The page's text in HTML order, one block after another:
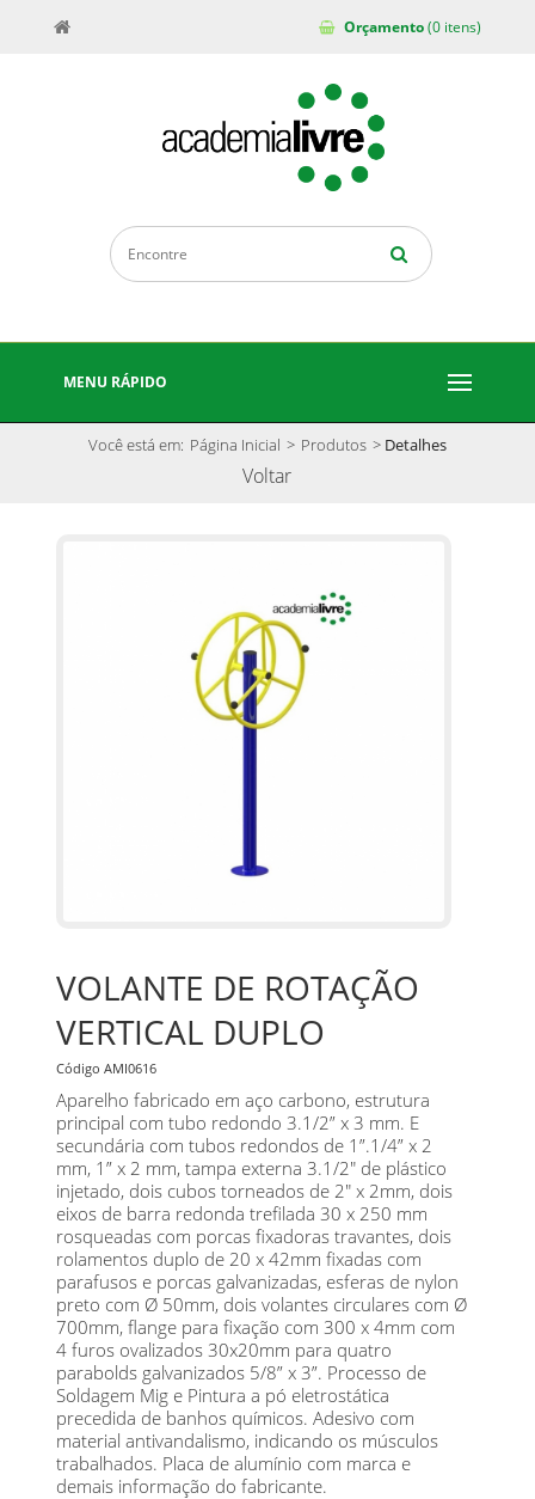
Orçamento(0 itens)
MENU RÁPIDO
Você está em: Página Inicial > Produtos > Detalhes
Voltar
VOLANTE DE ROTAÇÃO
VERTICAL DUPLO
Código AMI0616
Aparelho fabricado em aço carbono, estrutura
principal com tubo redondo 3.1/2” x 3 mm. E
secundária com tubos redondos de 1”.1/4” x 2
mm, 1” x 2 mm, tampa externa 3.1/2" de plástico
injetado, dois cubos torneados de 2" x 2mm, dois
eixos de barra redonda trefilada 30 x 250 mm
rosqueadas com porcas fixadoras travantes, dois
rolamentos duplo de 20 x 42mm fixadas com
parafusos e porcas galvanizadas, esferas de nylon
preto com Ø 50mm, dois volantes circulares com Ø
700mm, flange para fixação com 300 x 4mm com
4 furos ovalizados 30x20mm para quatro
parabolds galvanizados 5/8” x 3”. Processo de
Soldagem Mig e Pintura a pó eletrostática
precedida de banhos químicos. Adesivo com
material antivandalismo, indicando os músculos
trabalhados. Placa de alumínio com marca e
demais informação do fabricante.